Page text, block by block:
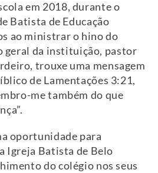
em 2018, durante o
Batista de Educação
ao ministrar o hino do
geral da instituição, pastor
trouxe uma mensagem
de Lamentações 3:21,
me também do que
oportunidade para
Igreja Batista de Belo
do colégio nos seus